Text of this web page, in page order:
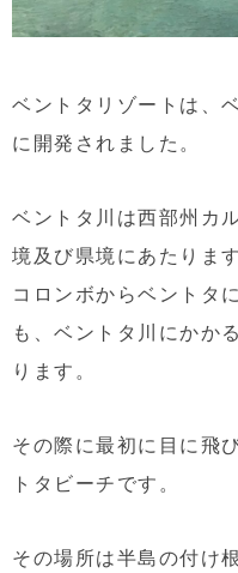
ベントタリゾートは、
に開発されました。
ベントタ川は西部州カ
境及び県境にあたります
コロンボからベントタ
も、ベントタ川にかか
ります。
その際に最初に目に飛
トタビーチです。
その場所は半島の付け